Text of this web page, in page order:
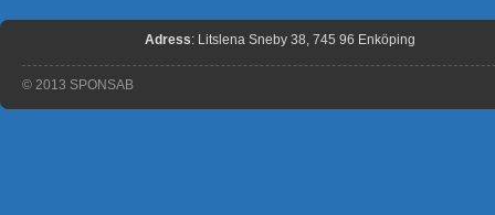
Adress: Litslena Sneby 38, 745 96 Enköping
© 2013 SPONSAB